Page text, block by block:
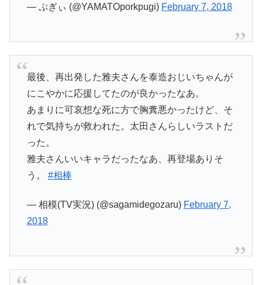
— ぷぎぃ (@YAMATOporkpugi) February 7, 2018
最後、再出発した雅夫さんを泰造おじいちゃんが
にこやかに応援してたのが良かったなあ。
あまりに可哀想な死に方で胸糞悪かったけど、そ
れで気持ちが救われた。太田さんらしいラストだ
った。
雅夫さんいいキャラだったなあ、再登場ありそ
う。 #相棒
— 相模(TV実況) (@sagamidegozaru) February 7,
2018